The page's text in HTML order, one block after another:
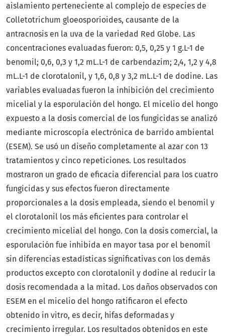
aislamiento perteneciente al complejo de especies de
Colletotrichum gloeosporioides, causante de la
antracnosis en la uva de la variedad Red Globe. Las
concentraciones evaluadas fueron: 0,5, 0,25 y 1 g.L-1 de
benomil; 0,6, 0,3 y 1,2 mL.L-1 de carbendazim; 2,4, 1,2 y 4,8
mL.L-1 de clorotalonil, y 1,6, 0,8 y 3,2 mL.L-1 de dodine. Las
variables evaluadas fueron la inhibición del crecimiento
micelial y la esporulación del hongo. El micelio del hongo
expuesto a la dosis comercial de los fungicidas se analizó
mediante microscopía electrónica de barrido ambiental
(ESEM). Se usó un diseño completamente al azar con 13
tratamientos y cinco repeticiones. Los resultados
mostraron un grado de eficacia diferencial para los cuatro
fungicidas y sus efectos fueron directamente
proporcionales a la dosis empleada, siendo el benomil y
el clorotalonil los más eficientes para controlar el
crecimiento micelial del hongo. Con la dosis comercial, la
esporulación fue inhibida en mayor tasa por el benomil
sin diferencias estadísticas significativas con los demás
productos excepto con clorotalonil y dodine al reducir la
dosis recomendada a la mitad. Los daños observados con
ESEM en el micelio del hongo ratificaron el efecto
obtenido in vitro, es decir, hifas deformadas y
crecimiento irregular. Los resultados obtenidos en este